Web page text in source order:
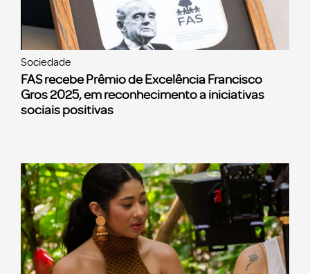
Sociedade
FAS recebe Prêmio de Excelência Francisco
Gros 2025, em reconhecimento a iniciativas
sociais positivas